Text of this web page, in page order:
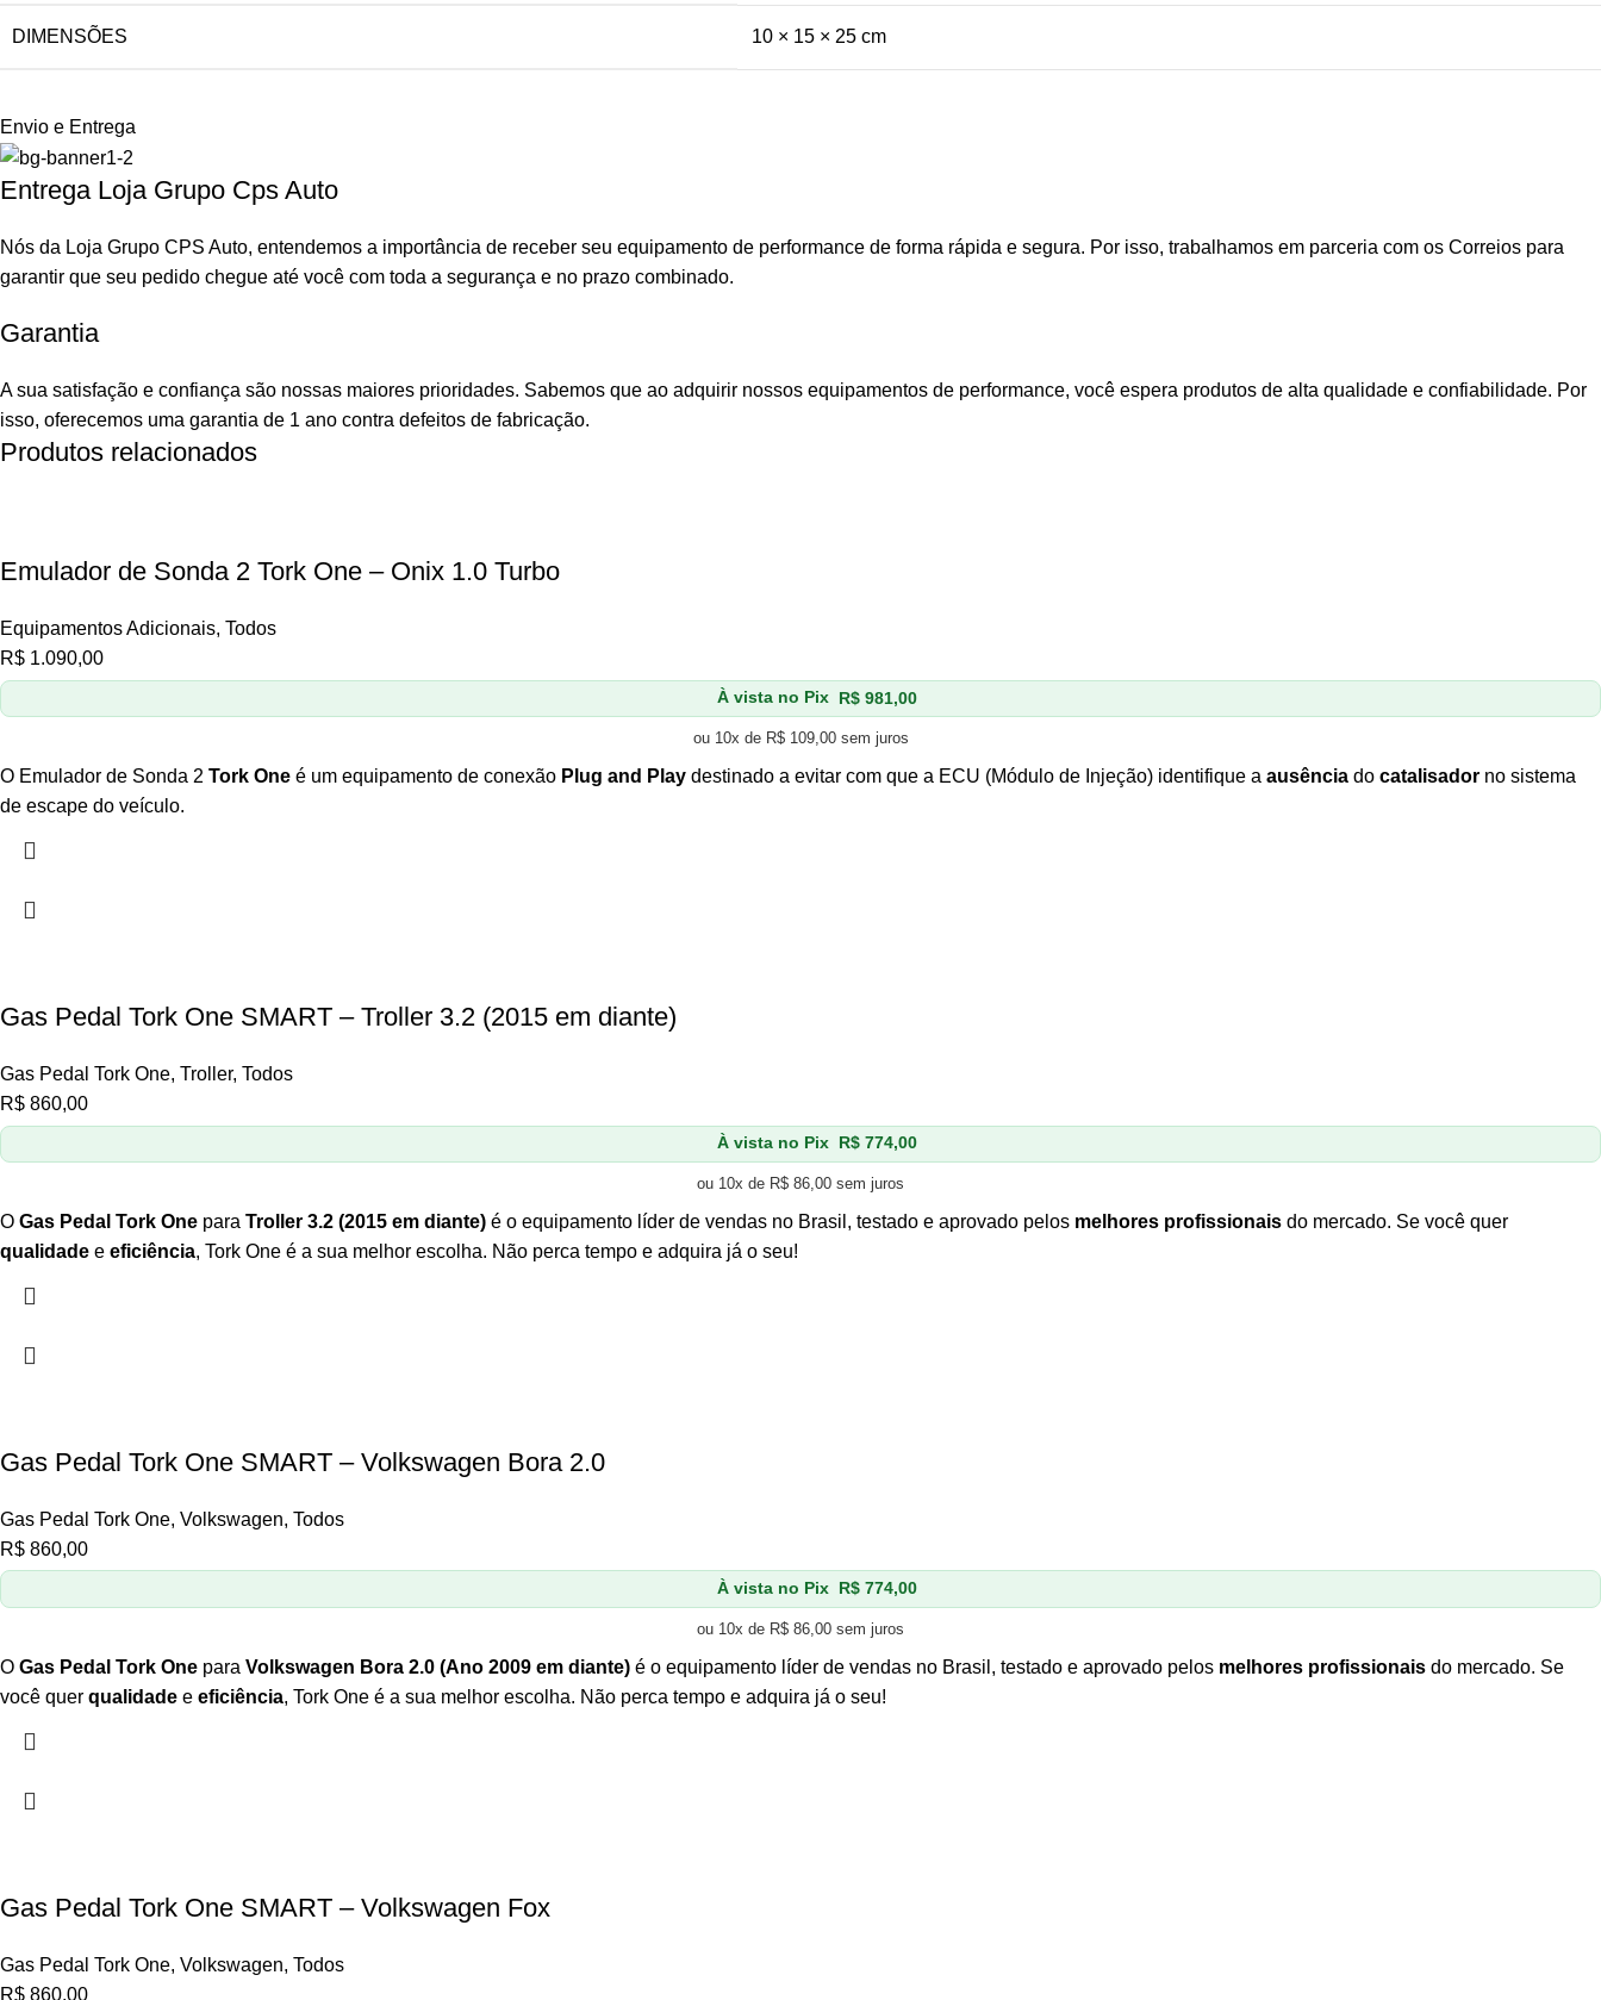
DIMENSÕES 10 × 15 × 25 cm
Envio e Entrega
Entrega Loja Grupo Cps Auto
Nós da Loja Grupo CPS Auto, entendemos a importância de receber seu equipamento de performance de forma rápida e segura. Por isso, trabalhamos em parceria com os Correios para
garantir que seu pedido chegue até você com toda a segurança e no prazo combinado.
Garantia
A sua satisfação e confiança são nossas maiores prioridades. Sabemos que ao adquirir nossos equipamentos de performance, você espera produtos de alta qualidade e confiabilidade. Por
isso, oferecemos uma garantia de 1 ano contra defeitos de fabricação.
Produtos relacionados
Emulador de Sonda 2 Tork One – Onix 1.0 Turbo
Equipamentos Adicionais, Todos
R$ 1.090,00
À vista no Pix R$ 981,00
ou 10x de R$109,00sem juros
O Emulador de Sonda 2 Tork One é um equipamento de conexão Plug and Play destinado a evitar com que a ECU (Módulo de Injeção) identifique a ausência do catalisador no sistema
de escape do veículo.
Gas Pedal Tork One SMART – Troller 3.2 (2015 em diante)
Gas Pedal Tork One, Troller, Todos
R$ 860,00
À vista no Pix R$ 774,00
ou 10x de R$ 86,00 sem juros
O Gas Pedal Tork One para Troller 3.2 (2015 em diante) é o equipamento líder de vendas no Brasil, testado e aprovado pelos melhores profissionais do mercado. Se você quer
qualidade e eficiência, Tork One é a sua melhor escolha. Não perca tempo e adquira já o seu!
Gas Pedal Tork One SMART – Volkswagen Bora 2.0
Gas Pedal Tork One, Volkswagen, Todos
R$ 860,00
À vista no Pix R$ 774,00
ou 10x de R$ 86,00 sem juros
O Gas Pedal Tork One para Volkswagen Bora 2.0 (Ano 2009 em diante) é o equipamento líder de vendas no Brasil, testado e aprovado pelos melhores profissionais do mercado. Se
você quer qualidade e eficiência, Tork One é a sua melhor escolha. Não perca tempo e adquira já o seu!
Gas Pedal Tork One SMART – Volkswagen Fox
Gas Pedal Tork One, Volkswagen, Todos
R$ 860,00